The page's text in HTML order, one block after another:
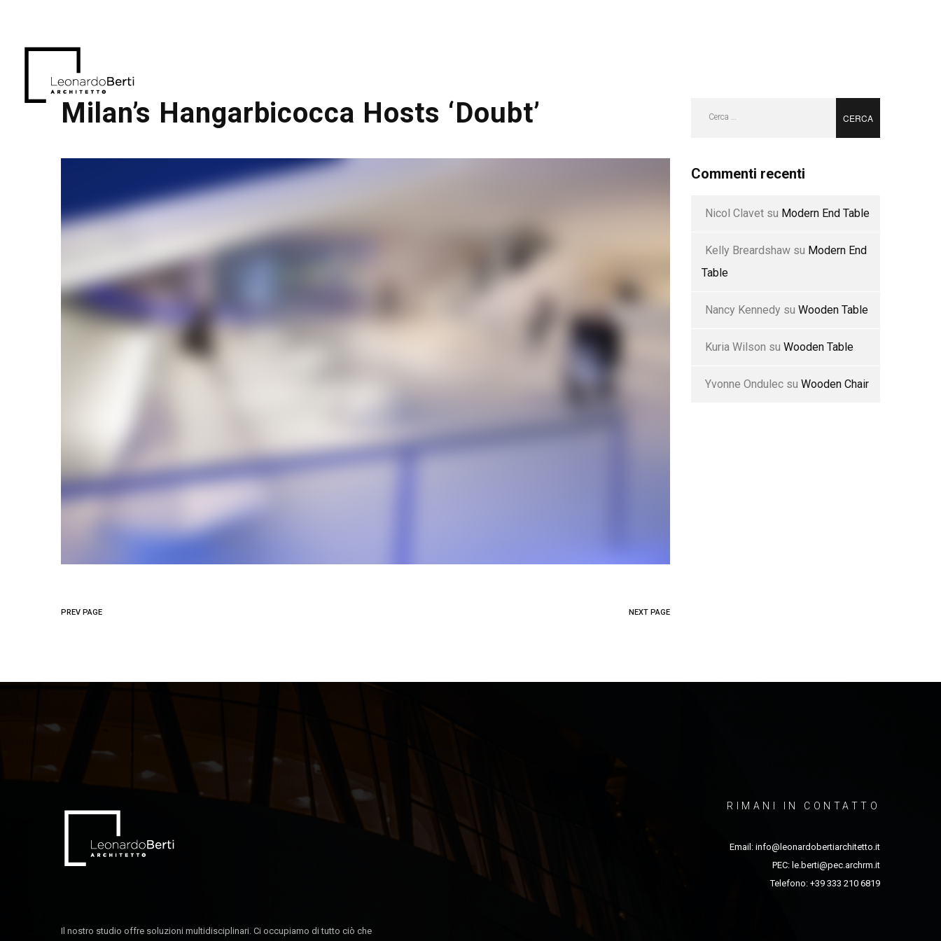
Milan’s Hangarbicocca Hosts ‘Doubt’
PREV PAGE NEXT PAGE
Commenti recenti
Nicol Clavet su Modern End Table
Kelly Breardshaw su Modern End
Table
Nancy Kennedy su Wooden Table
Kuria Wilson su Wooden Table
Yvonne Ondulec su Wooden Chair
Il nostro studio offre soluzioni multidisciplinari. Ci occupiamo di tutto ciò che
RIMANI IN CONTATTO
Email: info@leonardobertiarchitetto.it
PEC: le.berti@pec.archrm.it
Telefono: +39 333 210 6819